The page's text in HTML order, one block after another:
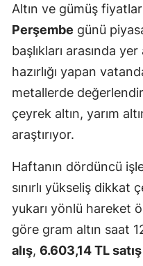
Altın ve gümüş
Perşembe günü
başlıkları arasında yer
hazırlığı yapan
metallerde
çeyrek altın, yarım
araştırıyor.
Haftanın dördüncü
sınırlı yükseliş dikkat
yukarı yönlü hareket
göre gram altın saat
alış, 6.603,14 TL satış